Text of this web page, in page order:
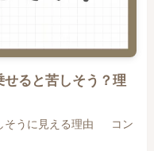
ると苦しそう？理
そうに見える理由 コン